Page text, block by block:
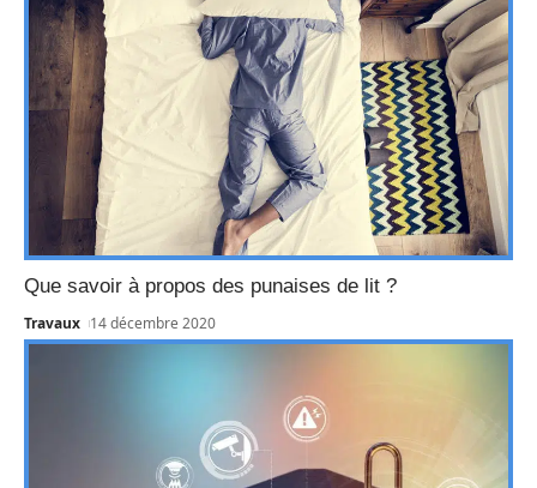
Que savoir à propos des punaises de lit ?
Travaux 14 décembre 2020